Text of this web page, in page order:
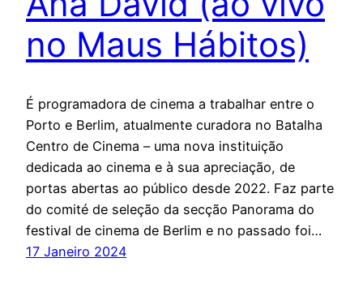
no Maus Hábitos)
É programadora de cinema a trabalhar entre o
Porto e Berlim, atualmente curadora no Batalha
Centro de Cinema – uma nova instituição
dedicada ao cinema e à sua apreciação, de
portas abertas ao público desde 2022. Faz parte
do comité de seleção da secção Panorama do
festival de cinema de Berlim e no passado foi…
17 Janeiro 2024